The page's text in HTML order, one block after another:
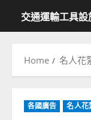
交通運輸工具設
Home 名人花
各國廣告 名人花